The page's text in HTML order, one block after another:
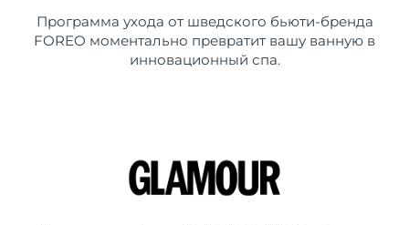
Программа ухода от шведского бьюти-бренда
FOREO моментально превратит вашу ванную в
инновационный спа.